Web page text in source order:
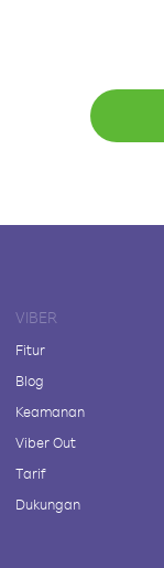
VIBER
Fitur
Blog
Keamanan
Viber Out
Tarif
Dukungan